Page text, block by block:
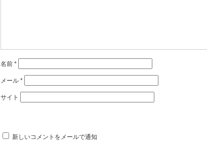
名前 *
メール *
サイト
新しいコメントをメールで通知